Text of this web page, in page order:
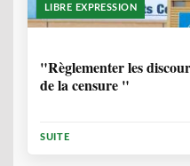
LIBRE EXPRESSION
"Règlementer les
de la censure "
SUITE